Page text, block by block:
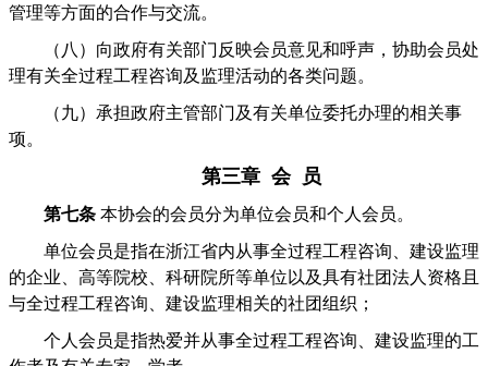
管理等方面的合作与交流。
（八）向政府有关部门反映会员意见和呼声，协助会员处
理有关全过程工程咨询及监理活动的各类问题。
（九）承担政府主管部门及有关单位委托办理的相关事
项。
第三章 会 员
第七条 本协会的会员分为单位会员和个人会员。
单位会员是指在浙江省内从事全过程工程咨询、建设监理
的企业、高等院校、科研院所等单位以及具有社团法人资格且
与全过程工程咨询、建设监理相关的社团组织；
个人会员是指热爱并从事全过程工程咨询、建设监理的工